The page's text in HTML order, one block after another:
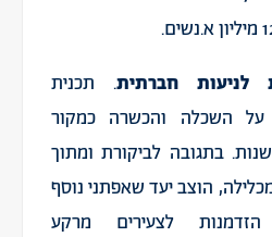
לניעות חברתית. תכנית
השכלה והכשרה כמקור
בתגובה לביקורת ומתוך
הוצב יעד שאפתני נוסף
לצעירים מרקע